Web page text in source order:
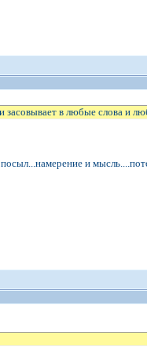
в любые слова и
и